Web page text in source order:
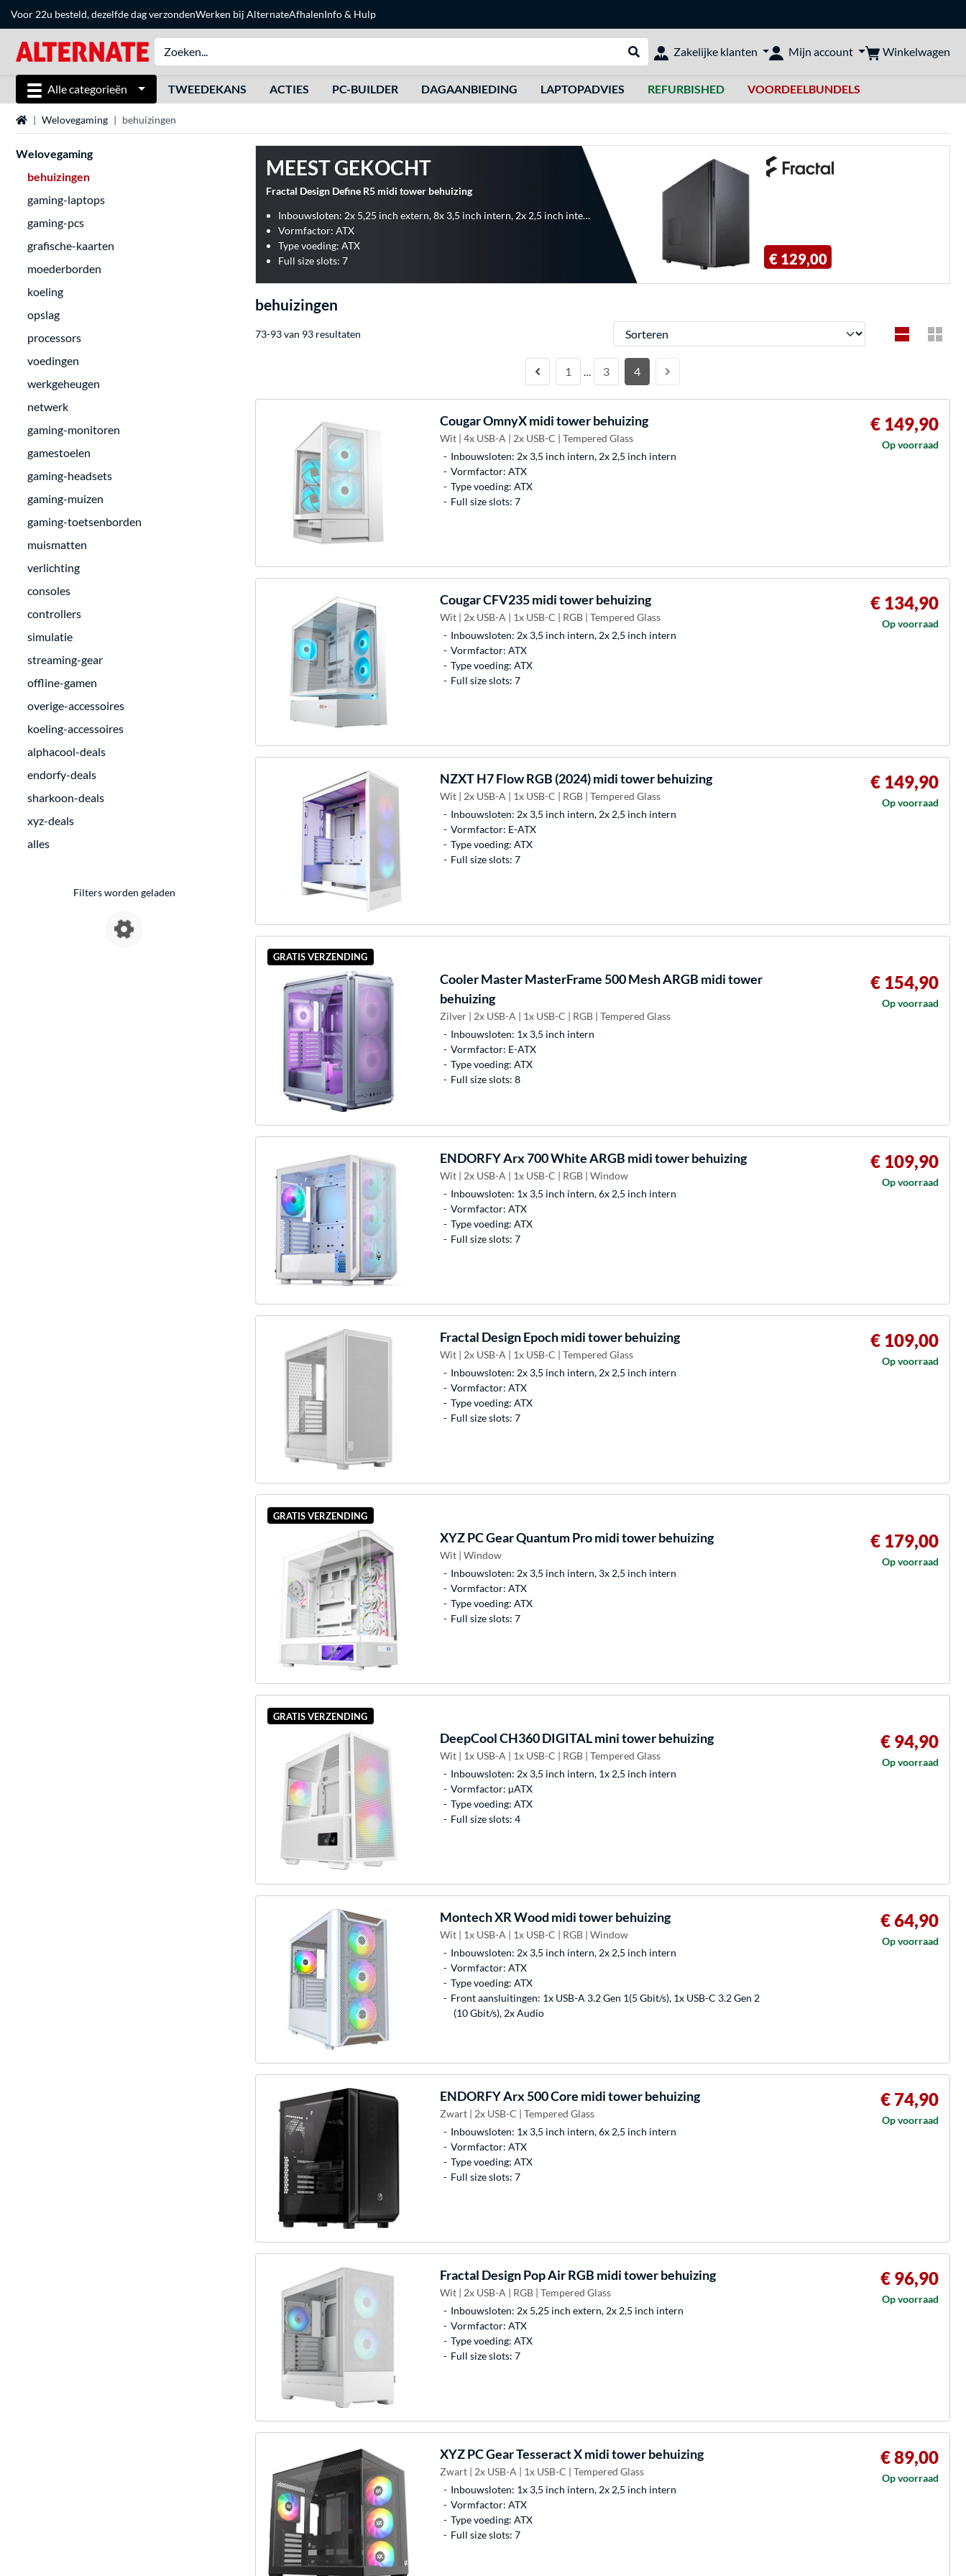
Voor 22u besteld, dezelfde dag verzondenWerken bij AlternateAfhalenInfo & Hulp
Webshop doorzoeken
Zakelijke klanten Mijn account Winkelwagen
Alle categorieën TWEEDEKANS ACTIES PC-BUILDER DAGAANBIEDING LAPTOPADVIES REFURBISHED VOORDEELBUNDELS
HomeWelovegaming behuizingen
Welovegaming
behuizingen
gaming-laptops
gaming-pcs
grafische-kaarten
moederborden
koeling
opslag
processors
voedingen
werkgeheugen
netwerk
gaming-monitoren
gamestoelen
gaming-headsets
gaming-muizen
gaming-toetsenborden
muismatten
verlichting
consoles
controllers
simulatie
streaming-gear
offline-gamen
overige-accessoires
koeling-accessoires
alphacool-deals
endorfy-deals
sharkoon-deals
xyz-deals
alles
Filters worden geladen
MEEST GEKOCHT
Fractal Design Define R5 midi tower behuizing
Inbouwsloten: 2x 5,25 inch extern, 8x 3,5 inch intern, 2x 2,5 inch intern
Vormfactor: ATX
Type voeding: ATX
Full size slots: 7
€ 129,00
behuizingen
73-93 van 93 resultaten Sorteren
1 … 3 4
CougarOmnyX midi tower behuizing
Wit | 4x USB-A | 2x USB-C | Tempered Glass
Inbouwsloten: 2x 3,5 inch intern, 2x 2,5 inch intern
Vormfactor: ATX
Type voeding: ATX
Full size slots: 7
€ 149,90
Op voorraad
CougarCFV235 midi tower behuizing
Wit | 2x USB-A | 1x USB-C | RGB | Tempered Glass
Inbouwsloten: 2x 3,5 inch intern, 2x 2,5 inch intern
Vormfactor: ATX
Type voeding: ATX
Full size slots: 7
€ 134,90
Op voorraad
NZXTH7 Flow RGB (2024) midi tower behuizing
Wit | 2x USB-A | 1x USB-C | RGB | Tempered Glass
Inbouwsloten: 2x 3,5 inch intern, 2x 2,5 inch intern
Vormfactor: E-ATX
Type voeding: ATX
Full size slots: 7
€ 149,90
Op voorraad
GRATIS VERZENDING
Cooler MasterMasterFrame 500 Mesh ARGB midi tower
behuizing
Zilver | 2x USB-A | 1x USB-C | RGB | Tempered Glass
Inbouwsloten: 1x 3,5 inch intern
Vormfactor: E-ATX
Type voeding: ATX
Full size slots: 8
€ 154,90
Op voorraad
ENDORFYArx 700 White ARGB midi tower behuizing
Wit | 2x USB-A | 1x USB-C | RGB | Window
Inbouwsloten: 1x 3,5 inch intern, 6x 2,5 inch intern
Vormfactor: ATX
Type voeding: ATX
Full size slots: 7
€ 109,90
Op voorraad
Fractal DesignEpoch midi tower behuizing
Wit | 2x USB-A | 1x USB-C | Tempered Glass
Inbouwsloten: 2x 3,5 inch intern, 2x 2,5 inch intern
Vormfactor: ATX
Type voeding: ATX
Full size slots: 7
€ 109,00
Op voorraad
GRATIS VERZENDING
XYZ PC GearQuantum Pro midi tower behuizing
Wit | Window
Inbouwsloten: 2x 3,5 inch intern, 3x 2,5 inch intern
Vormfactor: ATX
Type voeding: ATX
Full size slots: 7
€ 179,00
Op voorraad
GRATIS VERZENDING
DeepCoolCH360 DIGITAL mini tower behuizing
Wit | 1x USB-A | 1x USB-C | RGB | Tempered Glass
Inbouwsloten: 2x 3,5 inch intern, 1x 2,5 inch intern
Vormfactor: µATX
Type voeding: ATX
Full size slots: 4
€ 94,90
Op voorraad
MontechXR Wood midi tower behuizing
Wit | 1x USB-A | 1x USB-C | RGB | Window
Inbouwsloten: 2x 3,5 inch intern, 2x 2,5 inch intern
Vormfactor: ATX
Type voeding: ATX
Front aansluitingen: 1x USB-A 3.2 Gen 1(5 Gbit/s), 1x USB-C 3.2 Gen 2
(10 Gbit/s), 2x Audio
€ 64,90
Op voorraad
ENDORFYArx 500 Core midi tower behuizing
Zwart | 2x USB-C | Tempered Glass
Inbouwsloten: 1x 3,5 inch intern, 6x 2,5 inch intern
Vormfactor: ATX
Type voeding: ATX
Full size slots: 7
€ 74,90
Op voorraad
Fractal DesignPop Air RGB midi tower behuizing
Wit | 2x USB-A | RGB | Tempered Glass
Inbouwsloten: 2x 5,25 inch extern, 2x 2,5 inch intern
Vormfactor: ATX
Type voeding: ATX
Full size slots: 7
€ 96,90
Op voorraad
XYZ PC GearTesseract X midi tower behuizing
Zwart | 2x USB-A | 1x USB-C | Tempered Glass
Inbouwsloten: 1x 3,5 inch intern, 2x 2,5 inch intern
Vormfactor: ATX
Type voeding: ATX
Full size slots: 7
€ 89,00
Op voorraad